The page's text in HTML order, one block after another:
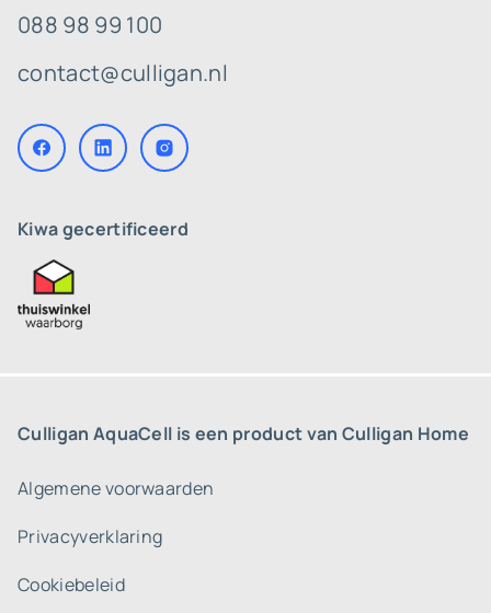
088 98 99 100
contact@culligan.nl
Kiwa gecertificeerd
Culligan AquaCell is een product van Culligan Home
Algemene voorwaarden
Privacyverklaring
Cookiebeleid